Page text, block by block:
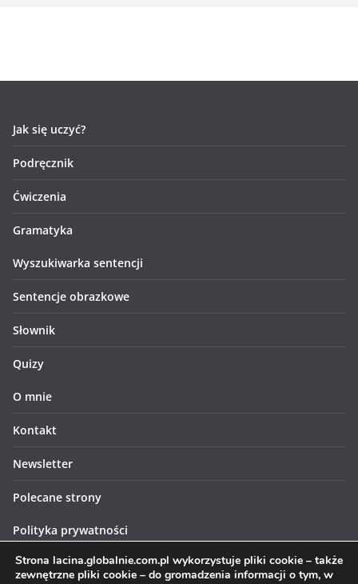
Jak się uczyć?
Podręcznik
Ćwiczenia
Gramatyka
Wyszukiwarka sentencji
Sentencje obrazkowe
Słownik
Quizy
O mnie
Kontakt
Newsletter
Polecane strony
Polityka prywatności
Polityka cookies
Strona lacina.globalnie.com.pl wykorzystuje pliki cookie – także
zewnętrzne pliki cookie – do gromadzenia informacji o tym, w